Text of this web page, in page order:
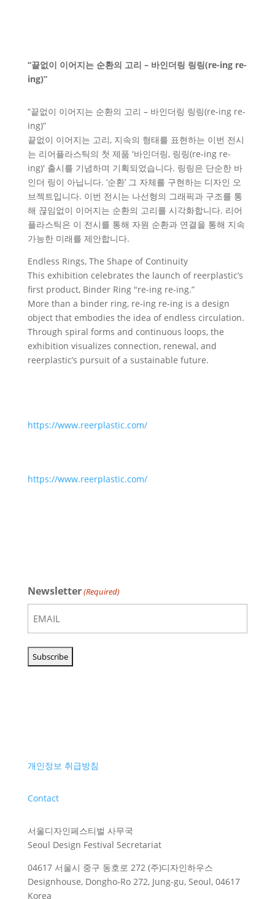
“끝없이 이어지는 순환의 고리 – 바인더링 링링(re-ing re-
ing)”
“끝없이 이어지는 순환의 고리 – 바인더링 링링(re-ing re-
ing)”
끝없이 이어지는 고리, 지속의 형태를 표현하는 이번 전시
는 리어플라스틱의 첫 제품 '바인더링, 링링(re-ing re-
ing)' 출시를 기념하며 기획되었습니다. 링링은 단순한 바
인더 링이 아닙니다. ‘순환’ 그 자체를 구현하는 디자인 오
브젝트입니다. 이번 전시는 나선형의 그래픽과 구조를 통
해 끊임없이 이어지는 순환의 고리를 시각화합니다. 리어
플라스틱은 이 전시를 통해 자원 순환과 연결을 통해 지속
가능한 미래를 제안합니다.
Endless Rings, The Shape of Continuity
This exhibition celebrates the launch of reerplastic’s
first product, Binder Ring "re-ing re-ing.”
More than a binder ring, re-ing re-ing is a design
object that embodies the idea of endless circulation.
Through spiral forms and continuous loops, the
exhibition visualizes connection, renewal, and
reerplastic’s pursuit of a sustainable future.
https://www.reerplastic.com/
https://www.reerplastic.com/
Newsletter(Required)
개인정보 취급방침
Contact
서울디자인페스티벌 사무국
Seoul Design Festival Secretariat
04617 서울시 중구 동호로 272 (주)디자인하우스
Designhouse, Dongho-Ro 272, Jung-gu, Seoul, 04617
Korea